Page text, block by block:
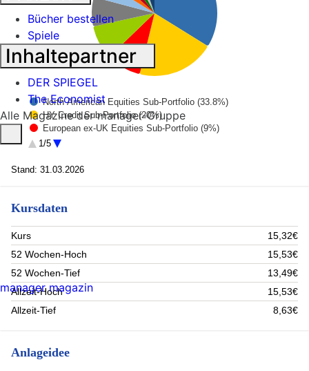
North American Equities Sub-Portfolio (33.8%)
HY Credit Sub-Portfolio (20%)
European ex-UK Equities Sub-Portfolio (9%)
Emerging Market Equities Sub-Portfolio (8.8%)
Global Bonds Sub-Portfolio (4.7%)
Columbia Threadneedle Lux I - European Short-Term (2.7%)
1/5
Stand: 31.03.2026
Kursdaten
Kurs
15,32€
52 Wochen-Hoch
15,53€
52 Wochen-Tief
13,49€
Allzeit-Hoch
15,53€
Allzeit-Tief
8,63€
Anlageidee
Bücher bestellen
Spiele
Inhaltepartner
DER SPIEGEL
The Economist
Alle Magazine der manager-Gruppe
manager magazin